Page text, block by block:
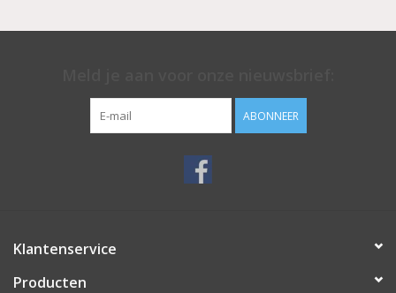
ABONNEER
Klantenservice
Producten